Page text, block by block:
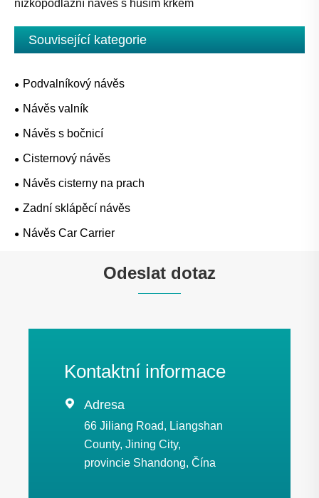
nízkopodlažní návěs s husím krkem
Související kategorie
Podvalníkový návěs
Návěs valník
Návěs s bočnicí
Cisternový návěs
Návěs cisterny na prach
Zadní sklápěcí návěs
Návěs Car Carrier
Odeslat dotaz
Kontaktní informace
 Adresa
66 Jiliang Road, Liangshan
County, Jining City,
provincie Shandong, Čína